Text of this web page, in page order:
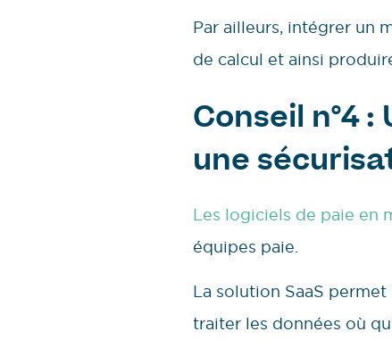
Par ailleurs, intégrer un
de calcul et ainsi
Conseil n°4
une
Les logiciels de paie en
équipes paie.
La solution SaaS permet
traiter les données où